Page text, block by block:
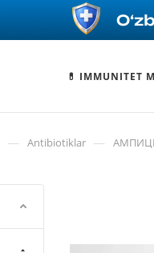
💊 IMMUNITET
— Antibiotiklar —